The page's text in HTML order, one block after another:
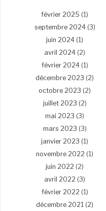
février 2025 (1)
septembre 2024(3)
juin 2024 (1)
avril 2024 (2)
février 2024(1)
décembre 2023 (2)
octobre 2023 (2)
juillet 2023 (2)
mai 2023 (3)
mars 2023 (3)
janvier 2023 (1)
novembre 2022 (1)
juin 2022 (2)
avril 2022 (3)
février 2022 (1)
décembre 2021 (2)